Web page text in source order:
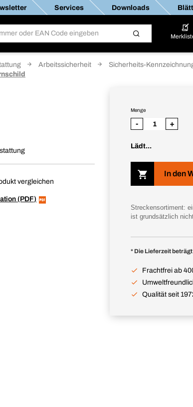
Services Downloads
Arbeitssicherheit
Sicherheits-
vergleichen
(PDF)
Menge
- +
Lädt...
In den
Streckensortiment:
ist grundsätzlich
* Die Lieferzeit
Frachtfrei ab
Qualität seit